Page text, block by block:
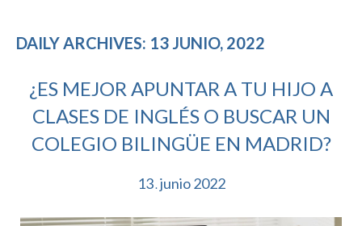
DAILY ARCHIVES: 13 JUNIO, 2022
¿ES MEJOR APUNTAR A TU HIJO A
CLASES DE INGLÉS O BUSCAR UN
COLEGIO BILINGÜE EN MADRID?
13. junio2022